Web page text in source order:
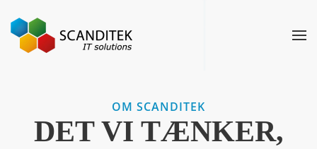
Gå til hovedindhold
OM SCANDITEK
DET VI TÆNKER,